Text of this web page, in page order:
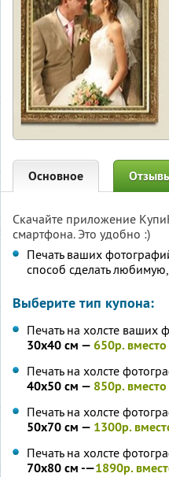
Основное
Скачайте приложение
смартфона. Это удобно :)
Печать ваших
способ сделать
Выберите тип купона:
Печать на холсте ваших
30х40 см —650р.
Печать на холсте
40х50 см — 850р.
Печать на холсте
50х70 см — 1300р.
Печать на холсте
70х80 см -—1890р.